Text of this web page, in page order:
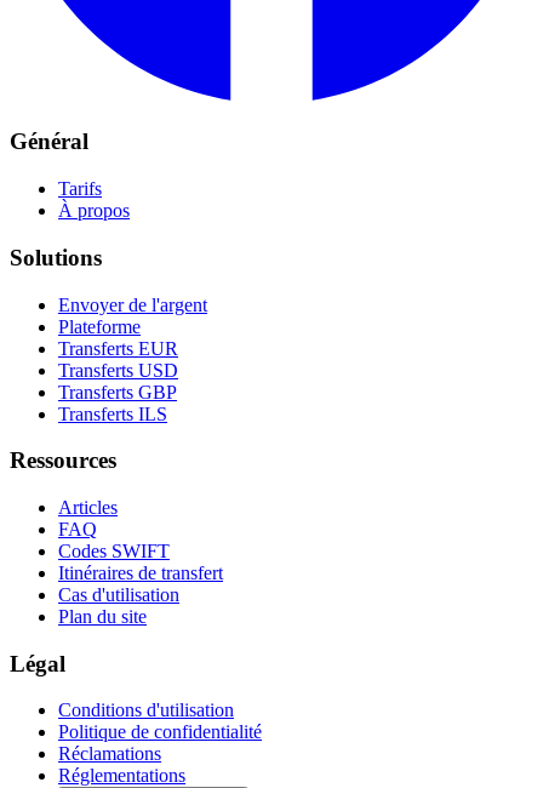
Général
Tarifs
À propos
Solutions
Envoyer de l'argent
Plateforme
Transferts EUR
Transferts USD
Transferts GBP
Transferts ILS
Ressources
Articles
FAQ
Codes SWIFT
Itinéraires de transfert
Cas d'utilisation
Plan du site
Légal
Conditions d'utilisation
Politique de confidentialité
Réclamations
Réglementations